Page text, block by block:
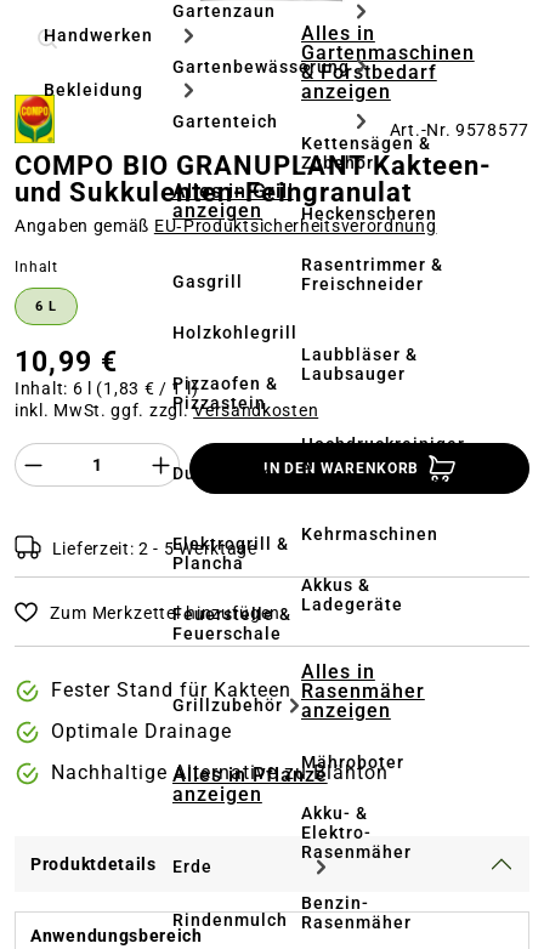
Handwerken
Bekleidung
Gartenzaun
Gartenbewässerung
Gartenteich
Alles in Grill
anzeigen
Gasgrill
Holzkohlegrill
Pizzaofen &
Pizzastein
Dutch Oven
Elektrogrill &
Plancha
Feuerstelle &
Feuerschale
Grillzubehör
Alles in Pflanze
anzeigen
Erde
Rindenmulch
Alles in
Gartenmaschinen
& Forstbedarf
anzeigen
Kettensägen &
Zubehör
Heckenscheren
Rasentrimmer &
Freischneider
Laubbläser &
Laubsauger
Hochdruckreiniger
&
Terrassenreinigung
Kehrmaschinen
Akkus &
Ladegeräte
Alles in
Rasenmäher
anzeigen
Mähroboter
Akku- &
Elektro-
Rasenmäher
Benzin-
Rasenmäher
Art.-Nr. 9578577
COMPO BIO GRANUPLANT Kakteen-
und Sukkulenten-Feingranulat
Angaben gemäß EU‑Produktsicherheitsverordnung
Inhalt
6 L
10,99 €
Inhalt: 6 l (1,83 € / 1 l)
inkl. MwSt. ggf. zzgl.Versandkosten
Produkt Anzahl des Produktes
IN DEN WARENKORB
Lieferzeit: 2 - 5 Werktage
Zum Merkzettel hinzufügen
Fester Stand für Kakteen
Optimale Drainage
Nachhaltige Alternative zu Blähton
Produktdetails
Anwendungsbereich